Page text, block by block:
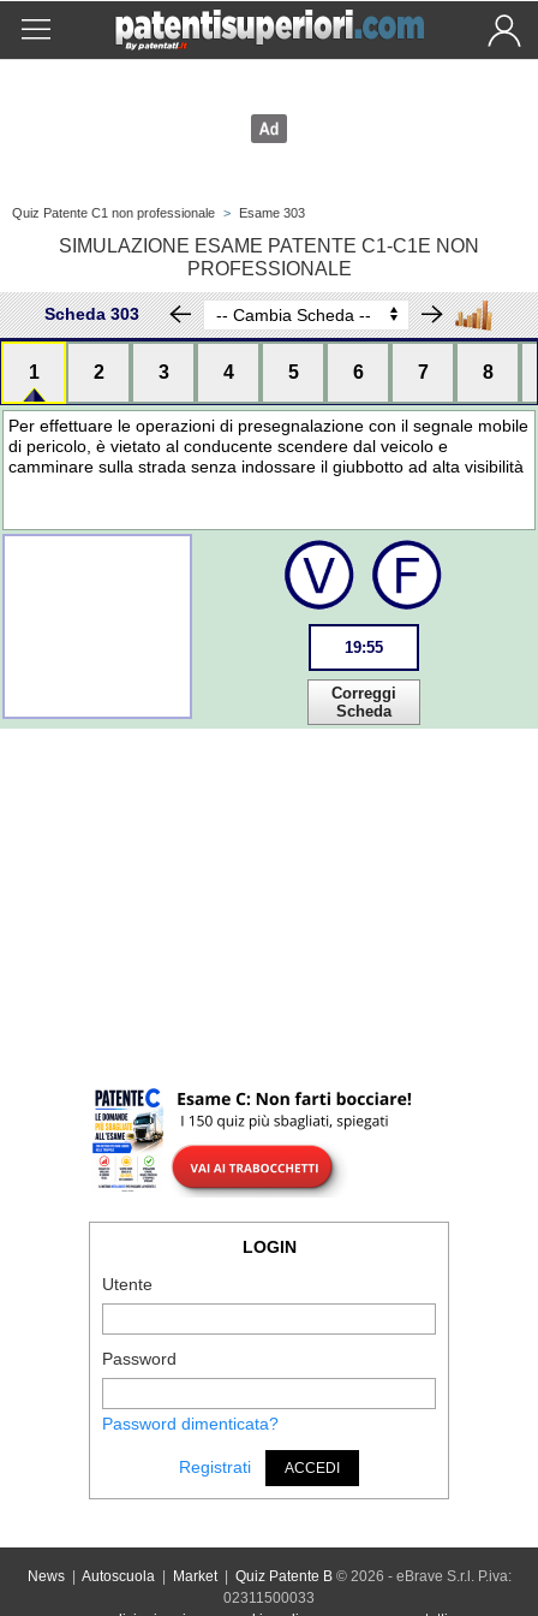
Quiz Patente C1 non professionale > Esame 303
SIMULAZIONE ESAME PATENTE C1-C1E NON
PROFESSIONALE
Scheda 303
1 2 3 4 5 6 7 8
Per effettuare le operazioni di presegnalazione con il segnale mobile
di pericolo, è vietato al conducente scendere dal veicolo e
camminare sulla strada senza indossare il giubbotto ad alta visibilità
19:55
Correggi
Scheda
LOGIN
Utente
Password
Password dimenticata?
Registrati ACCEDI
News| Autoscuola| Market| Quiz Patente B© 2026 - eBrave S.r.l. P.iva:
02311500033